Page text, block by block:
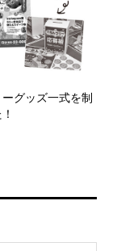
グッズ一式を制